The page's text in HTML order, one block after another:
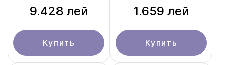
9.428 лей
Купить
1.659 лей
Купить